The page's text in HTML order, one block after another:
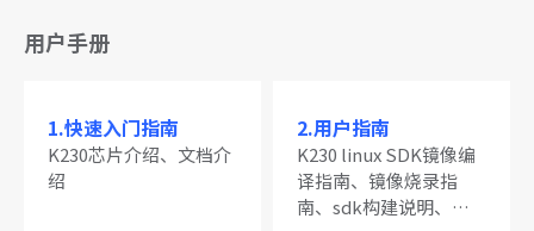
用户手册
1.快速入门指南
K230芯片介绍、文档介
绍
2.用户指南
K230 linux SDK镜像编
译指南、镜像烧录指
南、sdk构建说明、